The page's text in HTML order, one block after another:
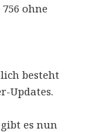
ohne
besteht
Updates.
es nun